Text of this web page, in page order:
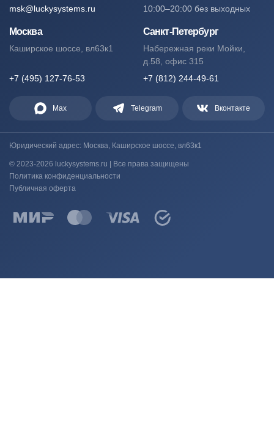
10:00–20:00 без выходных
msk@luckysystems.ru
Москва
Каширское шоссе, вл63к1
+7 (495) 127-76-53
Санкт-Петербург
Набережная реки Мойки,
д.58, офис 315
+7 (812) 244-49-61
Max Telegram Вконтакте
Юридический адрес: Москва, Каширское шоссе, вл63к1
© 2023-2026 luckysystems.ru | Все права защищены
Политика конфиденциальности
Публичная оферта